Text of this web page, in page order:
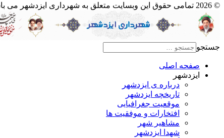
© 2026 تمامی حقوق این وبسایت متعلق به شهرداری ایزدشهر می باشد.
جستجو
صفحه اصلی
ایزدشهر
درباره ی ایزدشهر
تاریخچه ایزدشهر
موقعیت جغرافیایی
افتخارات و موفقیت ها
مشاهیر شهر
شهدا ایزدشهر